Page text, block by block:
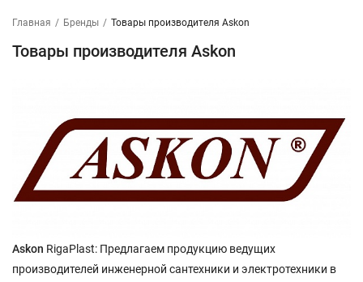
Главная / Бренды / Товары производителя Askon
Товары производителя Askon
Askon RigaPlast: Предлагаем продукцию ведущих
производителей инженерной сантехники и электротехники в